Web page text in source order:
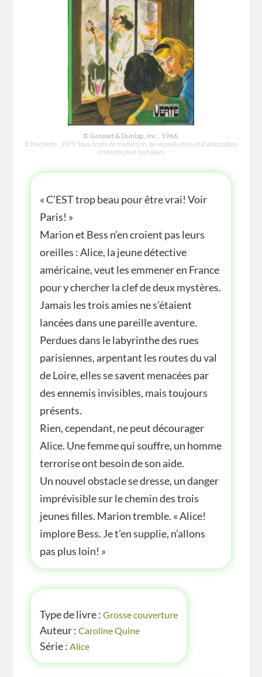
© Grosset & Dunlap, Inc., 1966.
© Hachette , 1973. Tous droits de traduction, de reproduction et d'adaptation
réservés pour tout pays.
HISTOIRE
« C’EST trop beau pour être vrai! Voir
Paris! »
Marion et Bess n’en croient pas leurs
oreilles : Alice, la jeune détective
américaine, veut les emmener en France
pour y chercher la clef de deux mystères.
Jamais les trois amies ne s’étaient
lancées dans une pareille aventure.
Perdues dans le labyrinthe des rues
parisiennes, arpentant les routes du val
de Loire, elles se savent menacées par
des ennemis invisibles, mais toujours
présents.
Rien, cependant, ne peut décourager
Alice. Une femme qui souffre, un homme
terrorise ont besoin de son aide.
Un nouvel obstacle se dresse, un danger
imprévisible sur le chemin des trois
jeunes filles. Marion tremble. « Alice!
implore Bess. Je t’en supplie, n’allons
pas plus loin! »
INFOS
Type de livre : Grosse couverture
Auteur : Caroline Quine
Série : Alice